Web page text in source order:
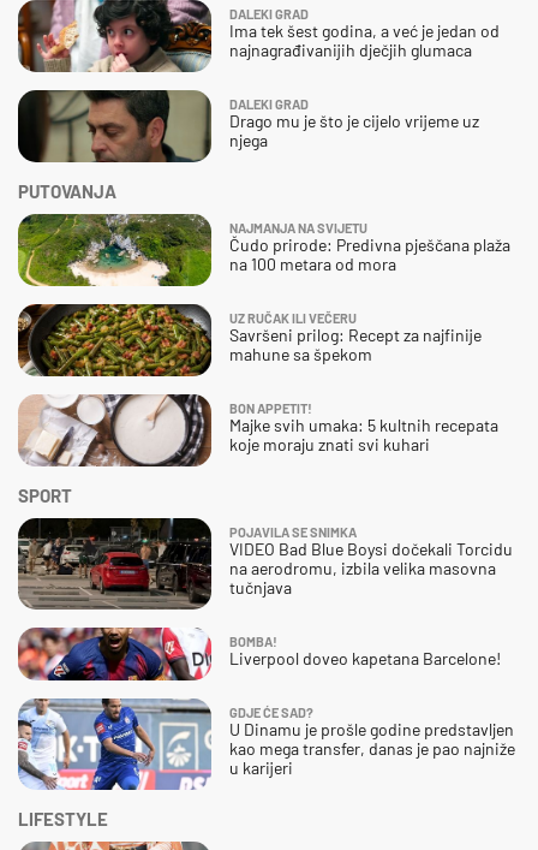
SPORT
POJAVILA SE SNIMKA
VIDEO Bad Blue Boysi dočekali Torcidu
na aerodromu, izbila velika masovna
tučnjava
BOMBA!
Liverpool doveo kapetana Barcelone!
GDJE ĆE SAD?
U Dinamu je prošle godine predstavljen
kao mega transfer, danas je pao najniže
u karijeri
DALEKI GRAD
Ima tek šest godina, a već je jedan od
najnagrađivanijih dječjih glumaca
DALEKI GRAD
Drago mu je što je cijelo vrijeme uz
njega
PUTOVANJA
NAJMANJA NA SVIJETU
Čudo prirode: Predivna pješčana plaža
na 100 metara od mora
UZ RUČAK ILI VEČERU
Savršeni prilog: Recept za najfinije
mahune sa špekom
BON APPETIT!
Majke svih umaka: 5 kultnih recepata
koje moraju znati svi kuhari
LIFESTYLE